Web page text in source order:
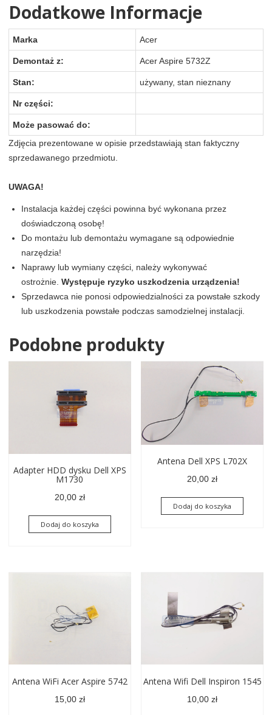
Dodatkowe Informacje
Marka Acer
Demontaż z: Acer Aspire 5732Z
Stan: używany, stan nieznany
Nr części:
Może pasować do:
Zdjęcia prezentowane w opisie przedstawiają stan faktyczny
sprzedawanego przedmiotu.
UWAGA!
Instalacja każdej części powinna być wykonana przez
doświadczoną osobę!
Do montażu lub demontażu wymagane są odpowiednie
narzędzia!
Naprawy lub wymiany części, należy wykonywać
ostrożnie. Występuje ryzyko uszkodzenia urządzenia!
Sprzedawca nie ponosi odpowiedzialności za powstałe szkody
lub uszkodzenia powstałe podczas samodzielnej instalacji.
Podobne produkty
Adapter HDD dysku Dell XPS
M1730
20,00 zł
Dodaj do koszyka
Antena Dell XPS L702X
20,00zł
Dodaj do koszyka
Antena WiFi Acer Aspire 5742
15,00 zł
Antena Wifi Dell Inspiron 1545
10,00zł